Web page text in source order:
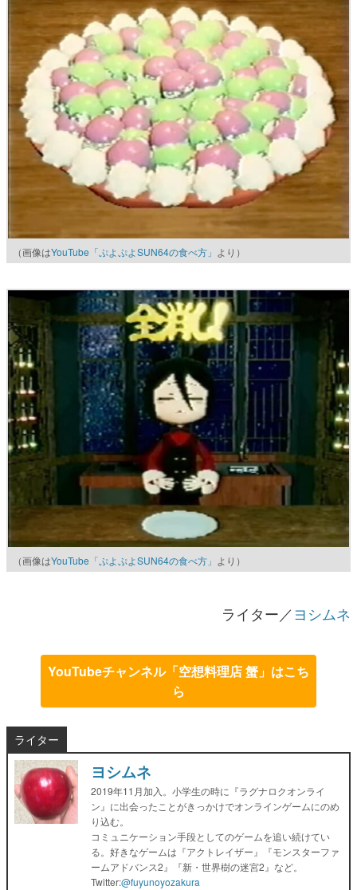
（画像はYouTube「ぷよぷよSUN64の食べ方」 より）
（画像はYouTube「ぷよぷよSUN64の食べ方」 より）
ライター／ヨシムネ
YouTubeチャンネル「空想料理店 蟹」はこち
ら
ライター
ヨシムネ
2019年11月加入。小学生の時に『ラグナロクオンライ
ン』に出会ったことがきっかけでオンラインゲームにのめ
り込む。
コミュニケーション手段としてのゲームを追い続けてい
る。好きなゲームは『アクトレイザー』『モンスターファ
ームアドバンス2』『新・世界樹の迷宮2』など。
Twitter:@fuyunoyozakura